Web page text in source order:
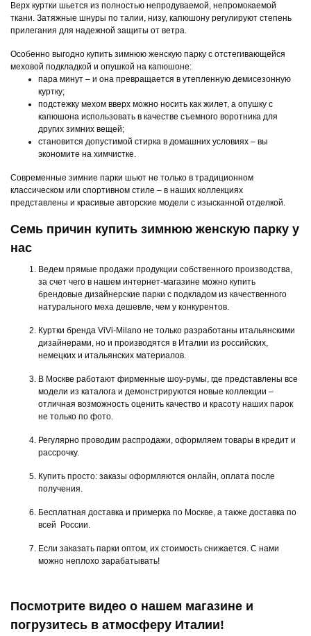
Верх куртки шьется из полностью непродуваемой, непромокаемой
ткани. Затяжные шнуры по талии, низу, капюшону регулируют степень
прилегания для надежной защиты от ветра.
Особенно выгодно купить зимнюю женскую парку с отстегивающейся
меховой подкладкой и опушкой на капюшоне:
пара минут – и она превращается в утепленную демисезонную
куртку;
подстежку мехом вверх можно носить как жилет, а опушку с
капюшона использовать в качестве съемного воротника для
других зимних вещей;
становится допустимой стирка в домашних условиях – вы
экономите на химчистке.
Современные зимние парки шьют не только в традиционном
классическом или спортивном стиле – в наших коллекциях
представлены и красивые авторские модели с изысканной отделкой.
Семь причин купить зимнюю женскую парку у
нас
Ведем прямые продажи продукции собственного производства,
за счет чего в нашем интернет-магазине можно купить
брендовые дизайнерские парки с подкладом из качественного
натурального меха дешевле, чем у конкурентов.
Куртки бренда ViVi-Milano не только разработаны итальянскими
дизайнерами, но и производятся в Италии из российских,
немецких и итальянских материалов.
В Москве работают фирменные шоу-румы, где представлены все
модели из каталога и демонстрируются новые коллекции –
отличная возможность оценить качество и красоту наших парок
не только по фото.
Регулярно проводим распродажи, оформляем товары в кредит и
рассрочку.
Купить просто: заказы оформляются онлайн, оплата после
получения.
Бесплатная доставка и примерка по Москве, а также доставка по
всей России.
Если заказать парки оптом, их стоимость снижается. С нами
можно неплохо зарабатывать!
Посмотрите видео о нашем магазине и
погрузитесь в атмосферу Италии!